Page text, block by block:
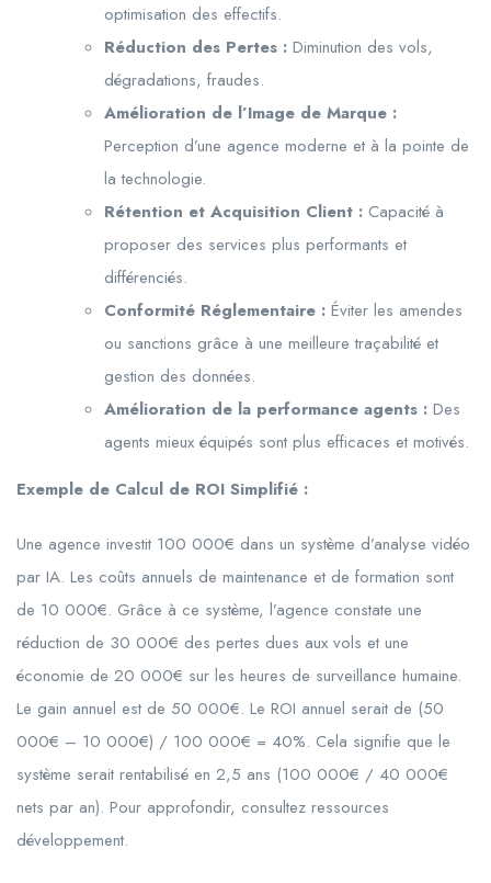
optimisation des effectifs.
Réduction des Pertes : Diminution des vols,
dégradations, fraudes.
Amélioration de l’Image de Marque :
Perception d’une agence moderne et à la pointe de
la technologie.
Rétention et Acquisition Client : Capacité à
proposer des services plus performants et
différenciés.
Conformité Réglementaire : Éviter les amendes
ou sanctions grâce à une meilleure traçabilité et
gestion des données.
Amélioration de la performance agents : Des
agents mieux équipés sont plus efficaces et motivés.
Exemple de Calcul de ROI Simplifié :
Une agence investit 100 000€ dans un système d’analyse vidéo
par IA. Les coûts annuels de maintenance et de formation sont
de 10 000€. Grâce à ce système, l’agence constate une
réduction de 30 000€ des pertes dues aux vols et une
économie de 20 000€ sur les heures de surveillance humaine.
Le gain annuel est de 50 000€. Le ROI annuel serait de (50
000€ – 10 000€) / 100 000€ = 40%. Cela signifie que le
système serait rentabilisé en 2,5 ans (100 000€ / 40 000€
nets par an). Pour approfondir, consultez ressources
développement.